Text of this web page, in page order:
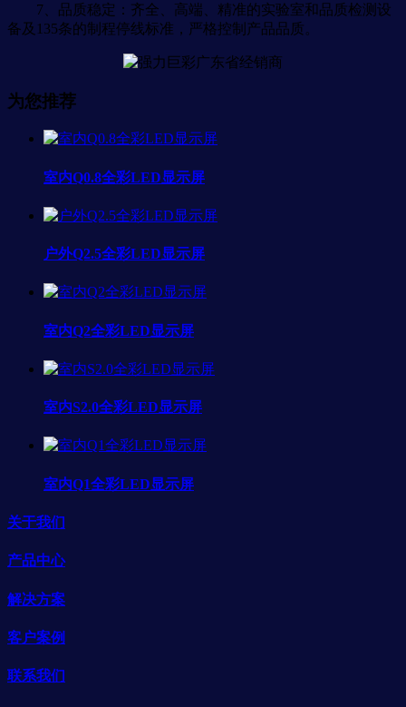
7、品质稳定：齐全、高端、精准的实验室和品质检测设
备及135条的制程停线标准，严格控制产品品质。
为您推荐
室内Q0.8全彩LED显示屏
户外Q2.5全彩LED显示屏
室内Q2全彩LED显示屏
室内S2.0全彩LED显示屏
室内Q1全彩LED显示屏
关于我们
产品中心
解决方案
客户案例
联系我们